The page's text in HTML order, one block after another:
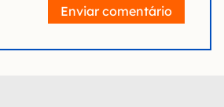
Enviar comentário